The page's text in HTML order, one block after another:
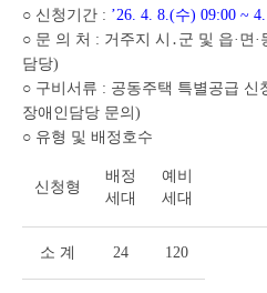
○ 신청기간 : ’26. 4. 8.(수) 09:00 ~
○ 문 의 처 : 거주지 시․군 및 읍·면
담당)
○ 구비서류 : 공동주택 특별공급 신
장애인담당 문의)
○ 유형 및 배정호수
신청형
배정
세대
예비
세대
소 계 24 120